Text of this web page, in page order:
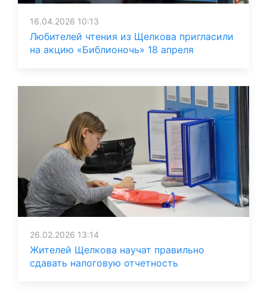
16.04.2026 10:13
Любителей чтения из Щелкова пригласили
на акцию «Библионочь» 18 апреля
26.02.2026 13:14
Жителей Щелкова научат правильно
сдавать налоговую отчетность